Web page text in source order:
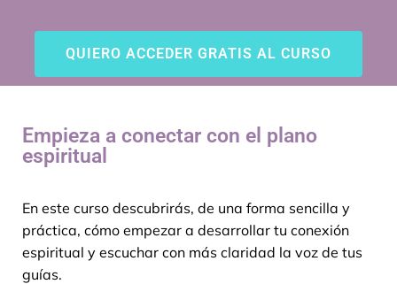
QUIERO ACCEDER GRATIS AL CURSO
Empieza a conectar con el plano
espiritual
En este curso descubrirás, de una forma sencilla y
práctica, cómo empezar a desarrollar tu conexión
espiritual y escuchar con más claridad la voz de tus
guías.